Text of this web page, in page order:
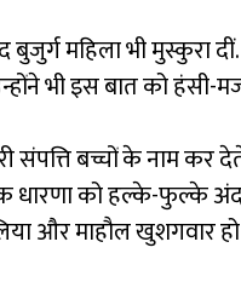
महिला भी मुस्कुरा
भी इस बात को हंसी-
बच्चों के नाम कर
धारणा को हल्के-फुल्के
और माहौल खुशगवार